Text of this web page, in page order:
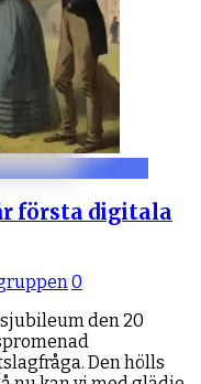
första digitala
0
den 20
Den hölls